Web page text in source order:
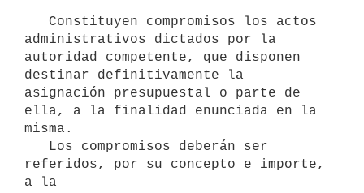
administrativos dictados por la
autoridad competente, que disponen
destinar definitivamente la
asignación presupuestal o parte de
ella, a la finalidad enunciada en la
misma.
referidos, por su concepto e importe,
a la